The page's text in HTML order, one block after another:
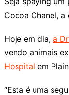
Cocoa Chanel,
Hoje em dia, a
vendo animais
Hospital em
“Esta é uma